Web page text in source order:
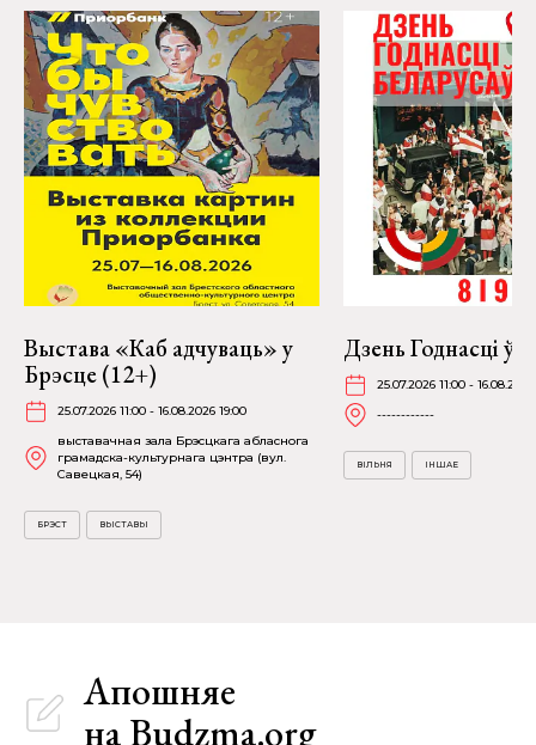
Выстава «Каб адчуваць» у
Брэсце (12+)
25.07.2026 11:00 - 16.08.2026 19:00
выставачная зала Брэсцкага абласнога
грамадска-культурнага цэнтра (вул.
Савецкая, 54)
БРЭСТ ВЫСТАВЫ
Дзень Годнасці ў
25.07.2026 11:00 -
------------
ВІЛЬНЯ ІНШАЕ
Апошняе
на Budzma.org